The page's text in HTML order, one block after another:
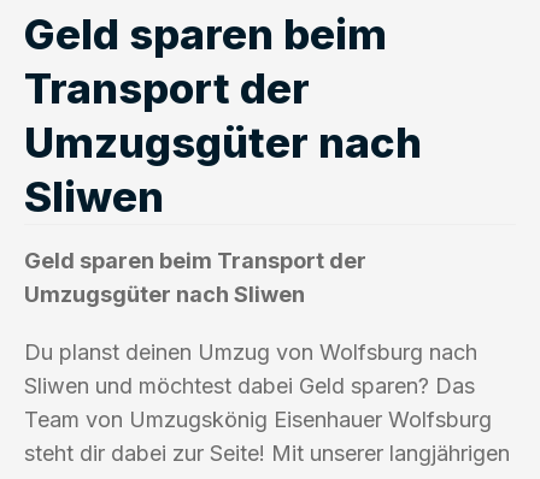
Geld sparen beim
Transport der
Umzugsgüter nach
Sliwen
Geld sparen beim Transport der
Umzugsgüter nach Sliwen
Du planst deinen Umzug von Wolfsburg nach
Sliwen und möchtest dabei Geld sparen? Das
Team von Umzugskönig Eisenhauer Wolfsburg
steht dir dabei zur Seite! Mit unserer langjährigen